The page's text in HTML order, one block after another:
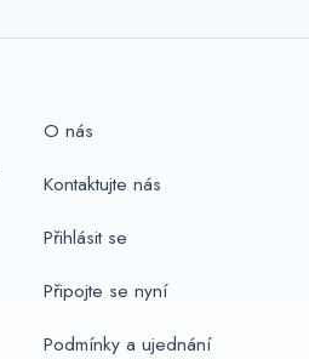
O nás
Kontaktujte nás
Přihlásit se
Připojte se nyní
Podmínky a ujednání